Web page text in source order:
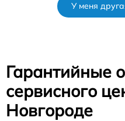
У меня
Гарантийные
сервисного
Новгороде